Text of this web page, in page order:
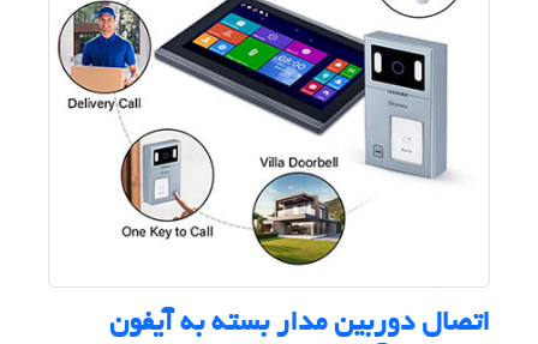
اتصال دوربین مدار بسته به آیفون